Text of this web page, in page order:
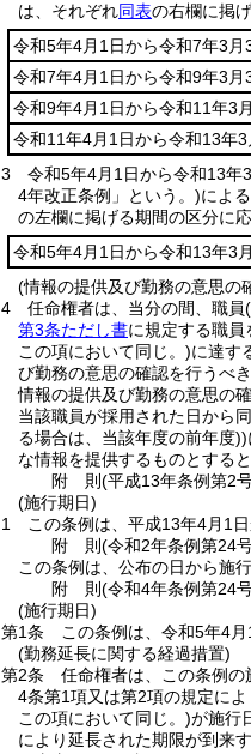
は、それぞれ同表の右欄に掲
令和5年4月1日から令和7年3月
令和7年4月1日から令和9年3月
令和9年4月1日から令和11年3
令和11年4月1日から令和13年
3
令和5年4月1日から令和13年
4年改正条例」という。)によ
の左欄に掲げる期間の区分に応
令和5年4月1日から令和13年3
(情報の提供及び勤務の意思の
4
任命権者は、当分の間、職員
第3条ただし書に規定する職
この項において同じ。)に達す
び勤務の意思の確認を行うべ
情報の提供及び勤務の意思の
当該職員が採用された日から
る場合は、当該年度の前年度))
な情報を提供するものとする
附 則(平成13年条例第2
(施行期日)
1
この条例は、平成13年4月1日
附 則(令和2年条例第24
この条例は、公布の日から施行
附 則(令和4年条例第24
(施行期日)
第1条
この条例は、令和5年4月
(勤務延長に関する経過措置)
第2条
任命権者は、この条例の
4条第1項又は第2項の規定に
この項において同じ。)が施行
により延長された期限が到来